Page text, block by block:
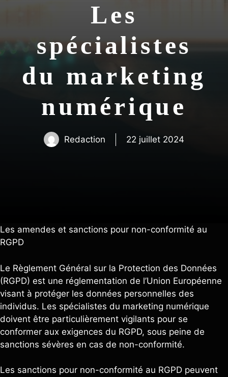
Les
spécialistes
du marketing
numérique
Redaction 22 juillet 2024
Les amendes et sanctions pour non-conformité au
RGPD
Le Règlement Général sur la Protection des Données
(RGPD) est une réglementation de l’Union Européenne
visant à protéger les données personnelles des
individus. Les spécialistes du marketing numérique
doivent être particulièrement vigilants pour se
conformer aux exigences du RGPD, sous peine de
sanctions sévères en cas de non-conformité.
Les sanctions pour non-conformité au RGPD peuvent